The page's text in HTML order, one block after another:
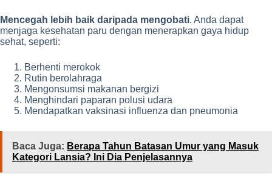
Mencegah lebih baik daripada mengobati. Anda dapat
menjaga kesehatan paru dengan menerapkan gaya hidup
sehat, seperti:
Berhenti merokok
Rutin berolahraga
Mengonsumsi makanan bergizi
Menghindari paparan polusi udara
Mendapatkan vaksinasi influenza dan pneumonia
Baca Juga: Berapa Tahun Batasan Umur yang Masuk
Kategori Lansia? Ini Dia Penjelasannya